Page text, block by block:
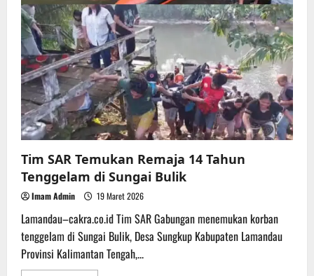
Tim SAR Temukan Remaja 14 Tahun
Tenggelam di Sungai Bulik
Imam Admin 19 Maret 2026
Lamandau–cakra.co.id Tim SAR Gabungan menemukan korban
tenggelam di Sungai Bulik, Desa Sungkup Kabupaten Lamandau
Provinsi Kalimantan Tengah,...